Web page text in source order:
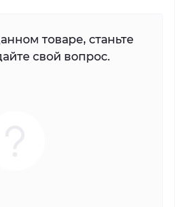
товаре, станьте
свой вопрос.